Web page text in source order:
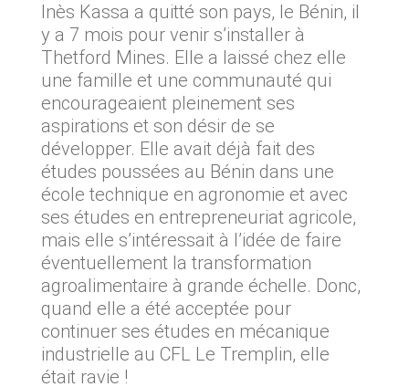
CALENDRIER D’ACTIVITÉS
EMPLOIS
FAIRE UN DON
CONTACTE-NOUS
PROJET(S)
Stratégie ADN Jeunesse
Inès Kassa a quitté son pays, le Bénin, il
y a 7 mois pour venir s’installer à
Thetford Mines. Elle a laissé chez elle
une famille et une communauté qui
encourageaient pleinement ses
aspirations et son désir de se
développer. Elle avait déjà fait des
études poussées au Bénin dans une
école technique en agronomie et avec
ses études en entrepreneuriat agricole,
mais elle s’intéressait à l’idée de faire
éventuellement la transformation
agroalimentaire à grande échelle. Donc,
quand elle a été acceptée pour
continuer ses études en mécanique
industrielle au CFL Le Tremplin, elle
était ravie !